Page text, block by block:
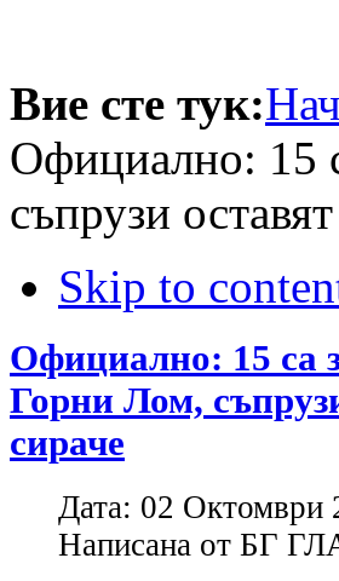
Вие сте тук:
Официално: 15
съпрузи
Skip to
Официално: 15 са
Горни Лом,
сираче
Дата: 02 Октомври
Написана от БГ